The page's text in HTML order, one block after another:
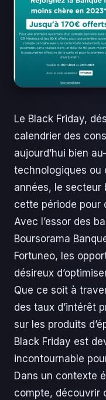
Le Black Friday,
calendrier des
aujourd’hui bien
technologiques ou
années, le secteur
cette période pour
Avec l’essor des
Boursorama
Fortuneo, les
désireux
Que ce soit à
des taux d’intérêt
sur les produits
Black Friday est
incontournable
Dans un contexte
compte, découvrir